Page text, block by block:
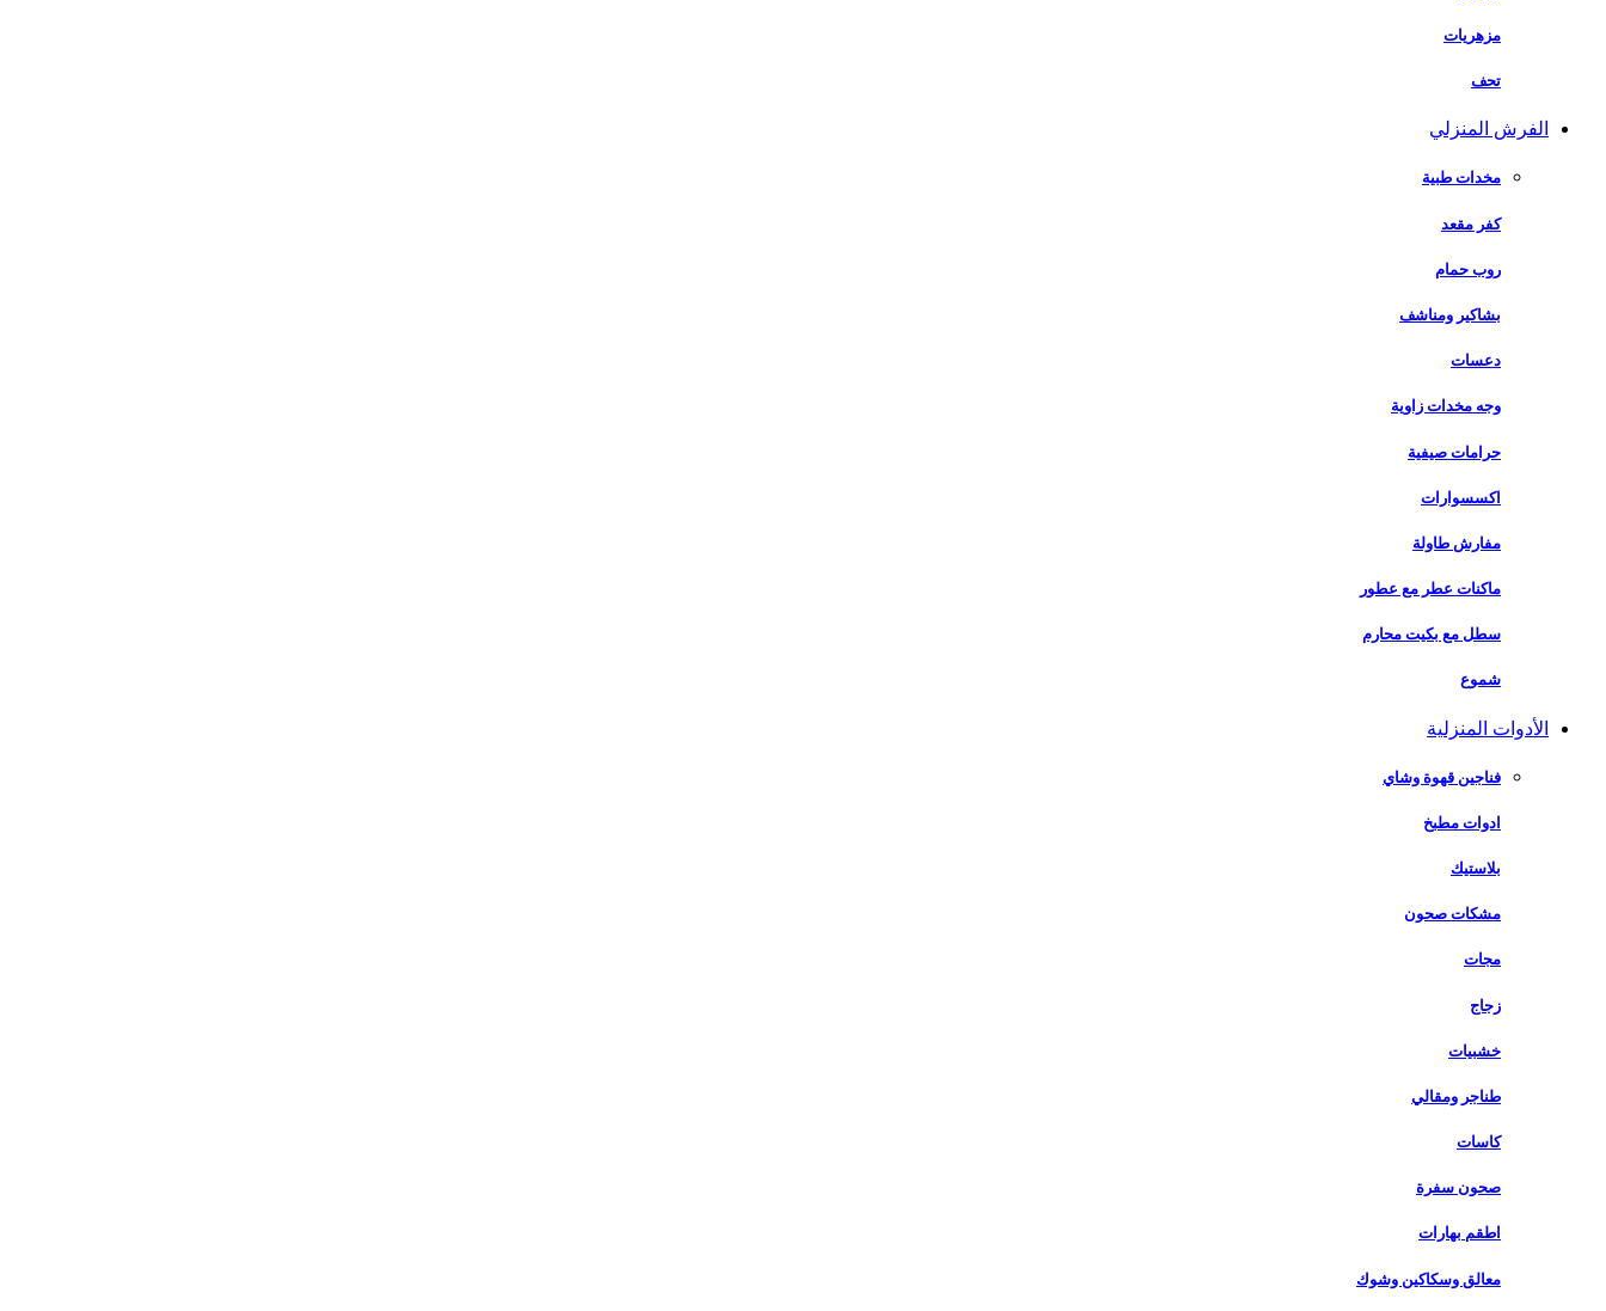
مزهريات
تحف
الفرش المنزلي
مخدات طبية
كفر مقعد
روب حمام
بشاكير ومناشف
دعسات
وجه مخدات زاوية
حرامات صيفية
اكسسوارات
مفارش طاولة
ماكنات عطر مع عطور
سطل مع بكيت محارم
شموع
الأدوات المنزلية
فناجين قهوة وشاي
ادوات مطبخ
بلاستيك
مشكات صحون
مجات
زجاج
خشبيات
طناجر ومقالي
كاسات
صحون سفرة
اطقم بهارات
معالق وسكاكين وشوك